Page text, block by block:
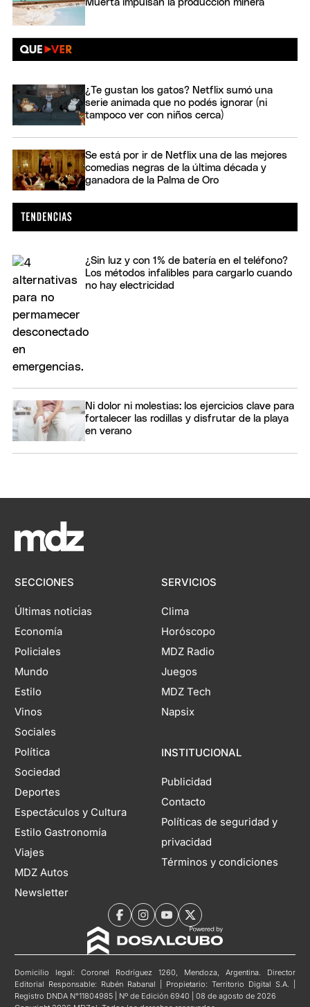
Muerta impulsan la producción minera
¿Te gustan los gatos? Netflix sumó una
serie animada que no podés ignorar (ni
tampoco ver con niños cerca)
Se está por ir de Netflix una de las mejores
comedias negras de la última década y
ganadora de la Palma de Oro
¿Sin luz y con 1% de batería en el teléfono?
Los métodos infalibles para cargarlo cuando
no hay electricidad
Ni dolor ni molestias: los ejercicios clave para
fortalecer las rodillas y disfrutar de la playa
en verano
SECCIONES
Últimas noticias
Economía
Policiales
Mundo
Estilo
Vinos
Sociales
Política
Sociedad
Deportes
Espectáculos y Cultura
Estilo Gastronomía
Viajes
MDZ Autos
Newsletter
SERVICIOS
Clima
Horóscopo
MDZ Radio
Juegos
MDZ Tech
Napsix
INSTITUCIONAL
Publicidad
Contacto
Políticas de seguridad y
privacidad
Términos y condiciones
Domicilio legal: Coronel Rodríguez 1260, Mendoza, Argentina. Director
Editorial Responsable: Rubén Rabanal | Propietario: Territorio Digital S.A. |
Registro DNDA N°11804985 | Nº de Edición 6940 | 08 de agosto de 2026